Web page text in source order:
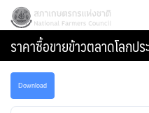
Skip
content
สภาเกษตรกรแห่งชาติ
ราคาซื้อขายข้าวตลาดโลกป
Download